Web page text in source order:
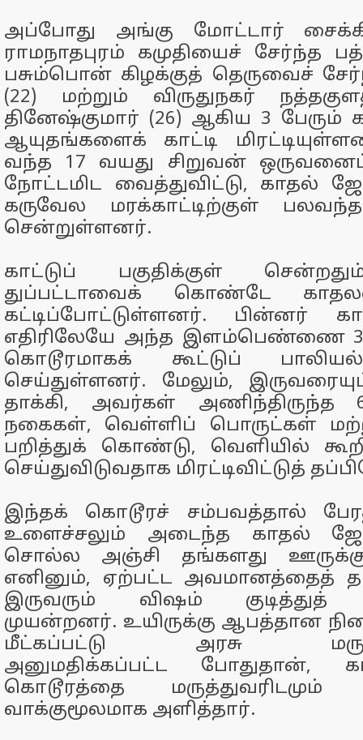
அப்போது அங்கு மோட்டார்
ராமநாதபுரம் கமுதியைச் சேர்ந்த
பசும்பொன் கிழக்குத் தெருவைச்
(22) மற்றும் விருதுநகர்
தினேஷ்குமார் (26) ஆகிய 3
ஆயுதங்களைக் காட்டி
வந்த 17 வயது சிறுவன் ஒருவனைப்
நோட்டமிட வைத்துவிட்டு, காதல்
கருவேல மரக்காட்டிற்குள்
சென்றுள்ளனர்.
காட்டுப் பகுதிக்குள்
துப்பட்டாவைக் கொண்டே
கட்டிப்போட்டுள்ளனர். பின்னர்
எதிரிலேயே அந்த இளம்பெண்ணை 3
கொடூரமாகக் கூட்டுப்
செய்துள்ளனர். மேலும்,
தாக்கி, அவர்கள்
நகைகள், வெள்ளிப் பொருட்கள்
பறித்துக் கொண்டு, வெளியில்
செய்துவிடுவதாக மிரட்டிவிட்டுத்
இந்தக் கொடூரச் சம்பவத்தால்
உளைச்சலும் அடைந்த காதல்
சொல்ல அஞ்சி தங்களது
எனினும், ஏற்பட்ட அவமானத்தைத்
இருவரும் விஷம் குடித்துத்
முயன்றனர். உயிருக்கு ஆபத்தான
மீட்கப்பட்டு அரசு
அனுமதிக்கப்பட்ட போதுதான்,
கொடூரத்தை மருத்துவரிடமும்
வாக்குமூலமாக அளித்தார்.